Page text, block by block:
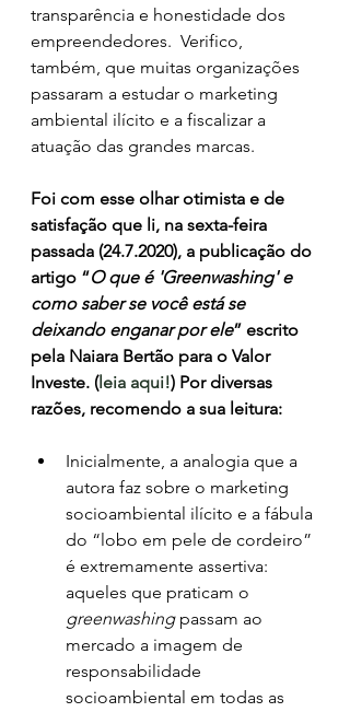
transparência e honestidade dos
empreendedores. Verifico,
também, que muitas organizações
passaram a estudar o marketing
ambiental ilícito e a fiscalizar a
atuação das grandes marcas.
Foi com esse olhar otimista e de
satisfação que li, na sexta-feira
passada (24.7.2020), a publicação do
artigo “O que é 'Greenwashing' e
como saber se você está se
deixando enganar por ele” escrito
pela Naiara Bertão para o Valor
Investe. (leia aqui!) Por diversas
razões, recomendo a sua leitura:
Inicialmente, a analogia que a
autora faz sobre o marketing
socioambiental ilícito e a fábula
do “lobo em pele de cordeiro”
é extremamente assertiva:
aqueles que praticam o
greenwashing passam ao
mercado a imagem de
responsabilidade
socioambiental em todas as